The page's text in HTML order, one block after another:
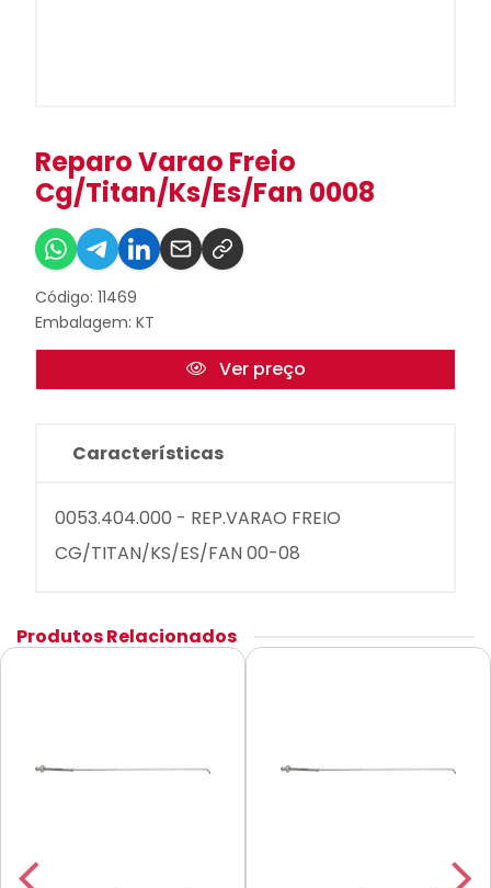
Reparo Varao Freio
Cg/Titan/Ks/Es/Fan 0008
Código: 11469
Embalagem: KT
Ver preço
Características
0053.404.000 - REP.VARAO FREIO
CG/TITAN/KS/ES/FAN 00-08
Produtos Relacionados